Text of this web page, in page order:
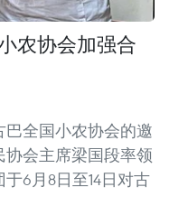
农协会加强合
全国小农协会的邀
会主席梁国段率领
6月8日至14日对古